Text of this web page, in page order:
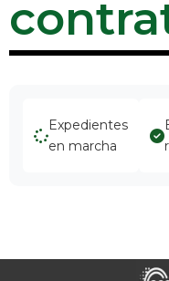
Expedientes
en marcha